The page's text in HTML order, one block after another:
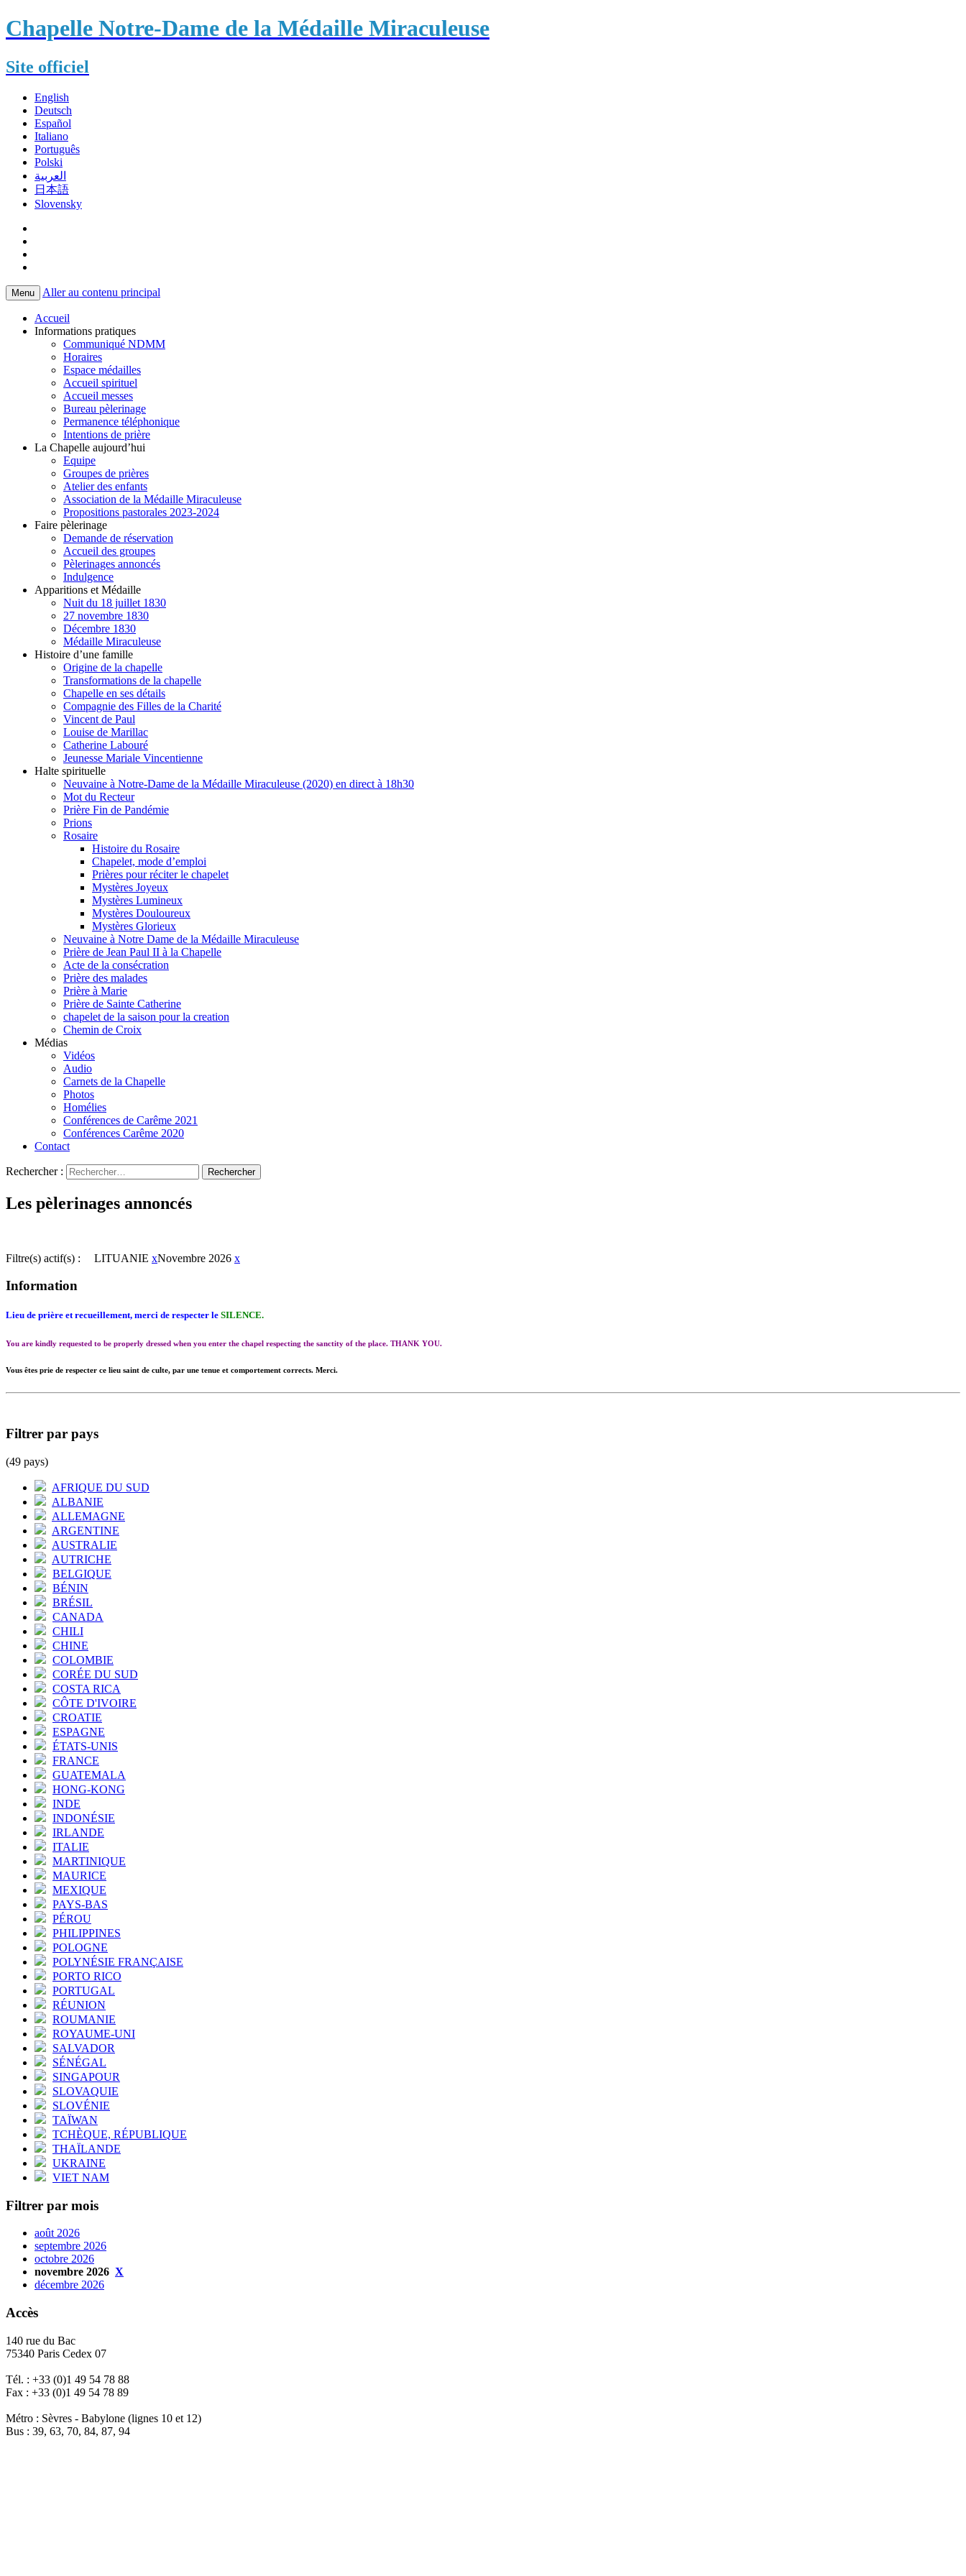
Chapelle Notre-Dame de la Médaille Miraculeuse
Site officiel
English
Deutsch
Español
Italiano
Português
Polski
العربية
日本語
Slovensky
Menu Aller au contenu principal
Accueil
Informations pratiques
Communiqué NDMM
Horaires
Espace médailles
Accueil spirituel
Accueil messes
Bureau pèlerinage
Permanence téléphonique
Intentions de prière
La Chapelle aujourd’hui
Equipe
Groupes de prières
Atelier des enfants
Association de la Médaille Miraculeuse
Propositions pastorales 2023-2024
Faire pèlerinage
Demande de réservation
Accueil des groupes
Pèlerinages annoncés
Indulgence
Apparitions et Médaille
Nuit du 18 juillet 1830
27 novembre 1830
Décembre 1830
Médaille Miraculeuse
Histoire d’une famille
Origine de la chapelle
Transformations de la chapelle
Chapelle en ses détails
Compagnie des Filles de la Charité
Vincent de Paul
Louise de Marillac
Catherine Labouré
Jeunesse Mariale Vincentienne
Halte spirituelle
Neuvaine à Notre-Dame de la Médaille Miraculeuse (2020) en direct à 18h30
Mot du Recteur
Prière Fin de Pandémie
Prions
Rosaire
Histoire du Rosaire
Chapelet, mode d’emploi
Prières pour réciter le chapelet
Mystères Joyeux
Mystères Lumineux
Mystères Douloureux
Mystères Glorieux
Neuvaine à Notre Dame de la Médaille Miraculeuse
Prière de Jean Paul II à la Chapelle
Acte de la consécration
Prière des malades
Prière à Marie
Prière de Sainte Catherine
chapelet de la saison pour la creation
Chemin de Croix
Médias
Vidéos
Audio
Carnets de la Chapelle
Photos
Homélies
Conférences de Carême 2021
Conférences Carême 2020
Contact
Rechercher :
Les pèlerinages annoncés
Filtre(s) actif(s) : LITUANIE xNovembre 2026 x
Information
Lieu de prière et recueillement, merci de respecter le SILENCE.
You are kindly requested to be properly dressed when you enter the chapel respecting the sanctity of the place. THANK YOU.
Vous êtes prie de respecter ce lieu saint de culte, par une tenue et comportement corrects. Merci.
Filtrer par pays
(49 pays)
AFRIQUE DU SUD
ALBANIE
ALLEMAGNE
ARGENTINE
AUSTRALIE
AUTRICHE
BELGIQUE
BÉNIN
BRÉSIL
CANADA
CHILI
CHINE
COLOMBIE
CORÉE DU SUD
COSTA RICA
CÔTE D'IVOIRE
CROATIE
ESPAGNE
ÉTATS-UNIS
FRANCE
GUATEMALA
HONG-KONG
INDE
INDONÉSIE
IRLANDE
ITALIE
MARTINIQUE
MAURICE
MEXIQUE
PAYS-BAS
PÉROU
PHILIPPINES
POLOGNE
POLYNÉSIE FRANÇAISE
PORTO RICO
PORTUGAL
RÉUNION
ROUMANIE
ROYAUME-UNI
SALVADOR
SÉNÉGAL
SINGAPOUR
SLOVAQUIE
SLOVÉNIE
TAÏWAN
TCHÈQUE, RÉPUBLIQUE
THAÏLANDE
UKRAINE
VIET NAM
Filtrer par mois
août 2026
septembre 2026
octobre 2026
novembre 2026 X
décembre 2026
Accès
140 rue du Bac
75340 Paris Cedex 07
Tél. : +33 (0)1 49 54 78 88
Fax : +33 (0)1 49 54 78 89
Métro : Sèvres - Babylone (lignes 10 et 12)
Bus : 39, 63, 70, 84, 87, 94